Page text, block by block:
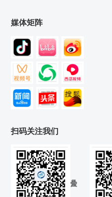
媒体矩阵
扫码关注我们